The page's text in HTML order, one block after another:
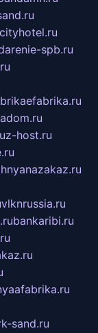
spb.ru
z-host.ru
vlknrussia.ru
bankaribi.ru
sand.ru